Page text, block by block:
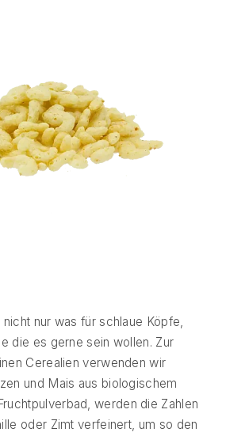
nur was für schlaue Köpfe,
die es gerne sein wollen. Zur
Cerealien verwenden wir
und Mais aus biologischem
werden die Zahlen
oder Zimt verfeinert, um so den